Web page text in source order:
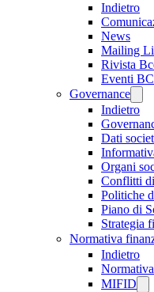
Indietro
News
Mailing
Rivista
Eventi
Governance
Indietro
Dati
Organi
Conflitti
Politiche
Piano di
Strategia
Normativa
Indietro
MIFID